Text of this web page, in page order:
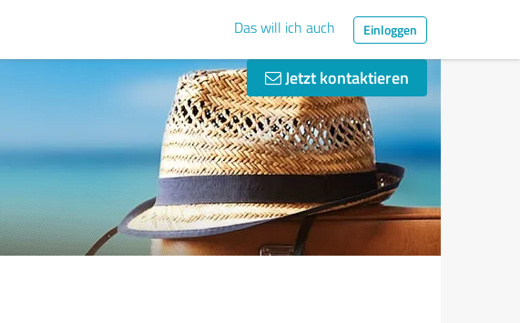
Das will ich auch Einloggen
Jetzt kontaktieren